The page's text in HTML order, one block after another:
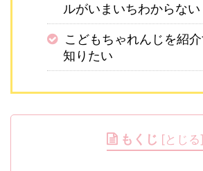
ルがいまいちわからない
こどもちゃれんじを紹
知りたい
もくじ [とじる]